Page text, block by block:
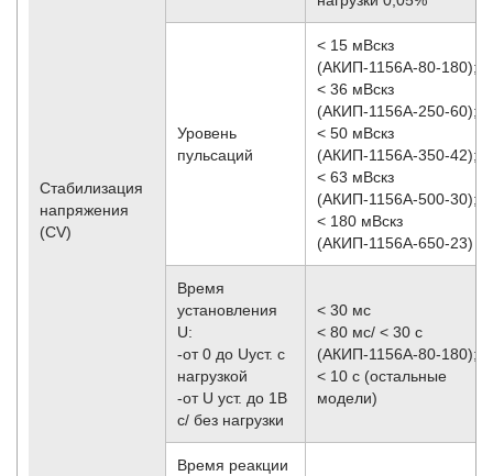
Стабилизация
напряжения
(CV)
Уровень
пульсаций
< 15 мВскз
(АКИП-1156А-80-180);
< 36 мВскз
(АКИП-1156А-250-60);
< 50 мВскз
(АКИП-1156А-350-42);
< 63 мВскз
(АКИП-1156А-500-30);
< 180 мВскз
(АКИП-1156А-650-23)
Время
установления
U:
-от 0 до Uуст. с
нагрузкой
-от U уст. до 1В
с/ без нагрузки
< 30 мс
< 80 мс/ < 30 с
(АКИП-1156А-80-180);
< 10 с (остальные
модели)
Время реакции